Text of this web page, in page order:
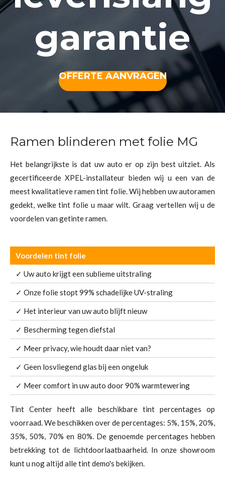
garantie
OFFERTE AANVRAGEN
Ramen blinderen met folie MG
Het belangrijkste is dat uw auto er op zijn best uitziet. Als
gecertificeerde XPEL-installateur bieden wij u een van de
meest kwalitatieve ramen tint folie. Wij hebben uw autoramen
gedekt, welke tint folie u maar wilt. Graag vertellen wij u de
voordelen van getinte ramen.
Voordelen tint folie
✓ Uw auto krijgt een sublieme uitstraling
✓ Onze folie stopt 99% schadelijke UV-straling
✓ Het interieur van uw auto blijft nieuw
✓ Bescherming tegen diefstal
✓ Meer privacy, wie houdt daar niet van?
✓ Geen losvliegend glas bij een ongeluk
✓ Meer comfort in uw auto door 90% warmtewering
Tint Center heeft alle beschikbare tint percentages op
voorraad. We beschikken over de percentages: 5%, 15%, 20%,
35%, 50%, 70% en 80%. De genoemde percentages hebben
betrekking tot de lichtdoorlaatbaarheid. In onze showroom
kunt u nog altijd alle tint demo's bekijken.